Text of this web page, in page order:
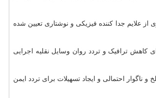
به طول ۷ هزار متر اضافه کرد: این مسیر که با بهره گیری از علایم جدا کننده فیزیکی و نوشتاری تعیین شده
کاهش ترافیک و تردد روان وسایل نقلیه اجرایی
احتمالی و ایجاد تسهیلات برای تردد ایمن